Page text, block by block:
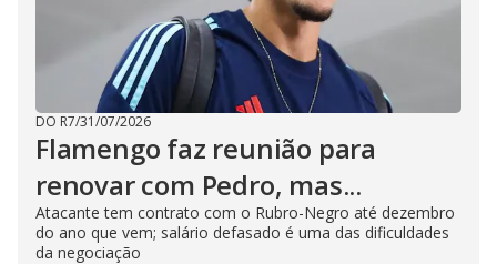
DO R7/31/07/2026
Flamengo faz reunião para
renovar com Pedro, mas...
Atacante tem contrato com o Rubro-Negro até dezembro
do ano que vem; salário defasado é uma das dificuldades
da negociação